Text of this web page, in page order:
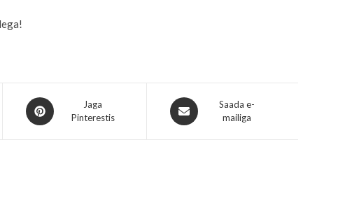
Jaga
Pinterestis
Saada e-
mailiga